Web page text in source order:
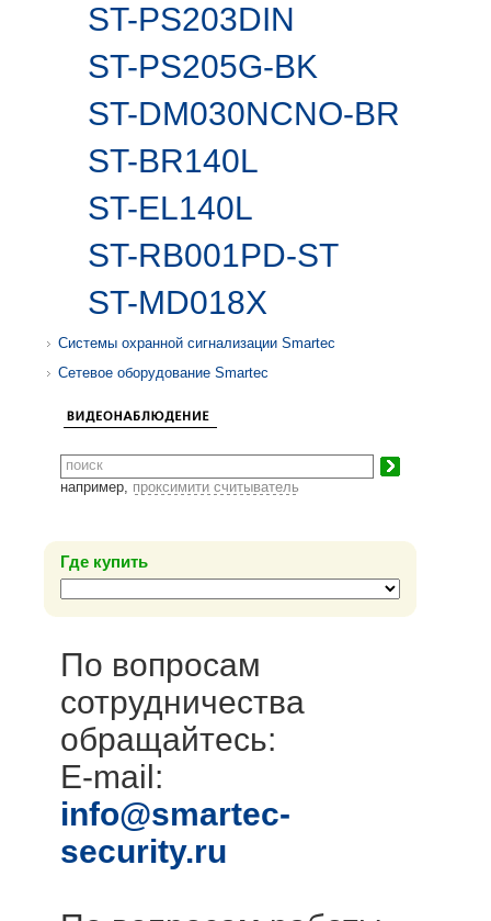
ST-PS203DIN
ST-PS205G-BK
ST-DM030NCNO-BR
ST-BR140L
ST-EL140L
ST-RB001PD-ST
ST-MD018X
Системы охранной сигнализации Smartec
Сетевое оборудование Smartec
например, проксимити считыватель
Где купить
По вопросам
сотрудничества
обращайтесь:
E-mail:
info@smartec-
security.ru